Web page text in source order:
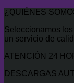
$300.00.
original
$500.00.
actual
¿QUIÉNES
Seleccionamos
un servicio de
ATENCIÓN 24
DESCARGAS